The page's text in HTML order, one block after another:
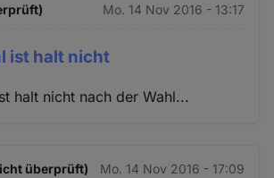
Mo. 14 Nov 2016 - 13:17
ist halt nicht
halt nicht nach der Wahl...
überprüft) Mo. 14 Nov 2016 - 17:09